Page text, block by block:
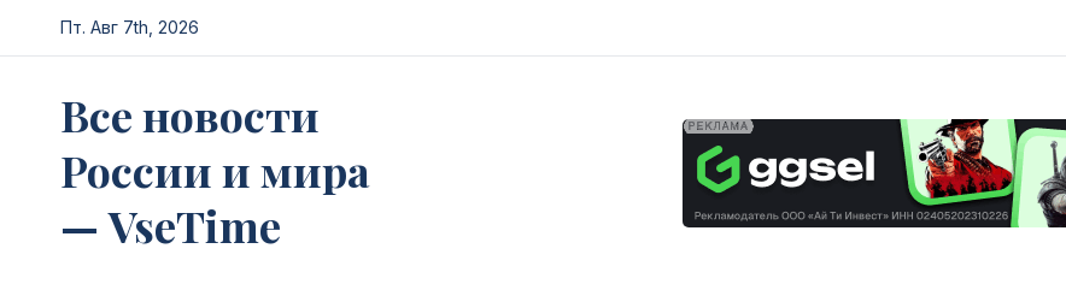
Перейти
к
Пт. Авг 7th, 2026
Все новости
России и мира
— VseTime